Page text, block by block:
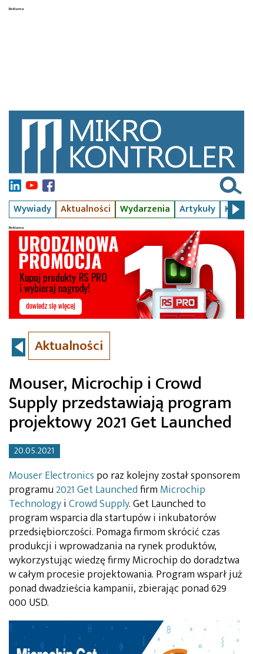
Wywiady Aktualności Wydarzenia Artykuły Kursy
Aktualności
Mouser, Microchip i Crowd
Supply przedstawiają program
projektowy 2021 Get Launched
20.05.2021
Mouser Electronics po raz kolejny został sponsorem
programu2021 Get Launchedfirm Microchip
Technologyi Crowd Supply. Get Launched to
program wsparcia dla startupów i inkubatorów
przedsiębiorczości. Pomaga firmom skrócić czas
produkcji i wprowadzania na rynek produktów,
wykorzystując wiedzę firmy Microchip do doradztwa
w całym procesie projektowania. Program wsparł już
ponad dwadzieścia kampanii, zbierając ponad 629
000 USD.